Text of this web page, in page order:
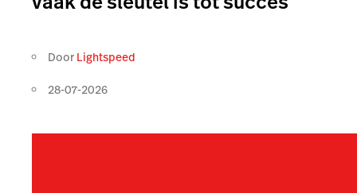
Door Lightspeed
28-07-2026